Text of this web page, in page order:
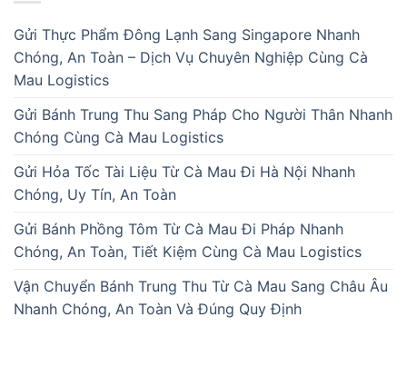
Gửi Thực Phẩm Đông Lạnh Sang Singapore Nhanh
Chóng, An Toàn – Dịch Vụ Chuyên Nghiệp Cùng Cà
Mau Logistics
Gửi Bánh Trung Thu Sang Pháp Cho Người Thân Nhanh
Chóng Cùng Cà Mau Logistics
Gửi Hỏa Tốc Tài Liệu Từ Cà Mau Đi Hà Nội Nhanh
Chóng, Uy Tín, An Toàn
Gửi Bánh Phồng Tôm Từ Cà Mau Đi Pháp Nhanh
Chóng, An Toàn, Tiết Kiệm Cùng Cà Mau Logistics
Vận Chuyển Bánh Trung Thu Từ Cà Mau Sang Châu Âu
Nhanh Chóng, An Toàn Và Đúng Quy Định